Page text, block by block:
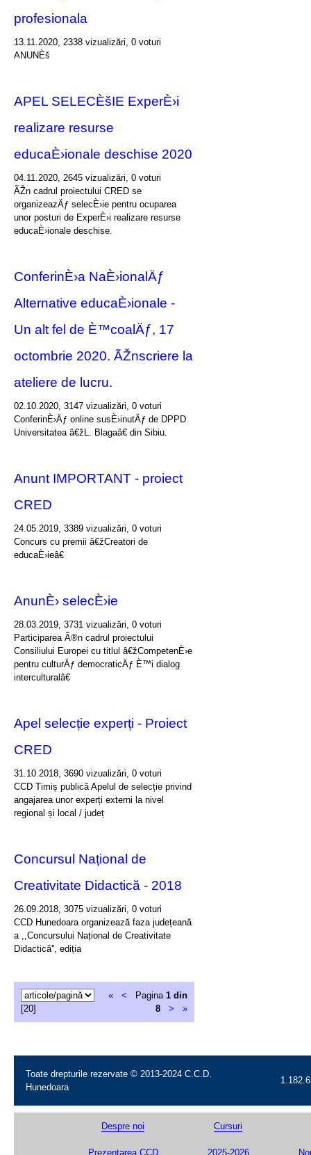
profesionala
13.11.2020, 2338 vizualizări, 0 voturi
ANUNÈš
APEL SELECÈšIE ExperÈ›i
realizare resurse
educaÈ›ionale deschise 2020
04.11.2020, 2645 vizualizări, 0 voturi
ÃŽn cadrul proiectului CRED se
organizeazÄƒ selecÈ›ie pentru ocuparea
unor posturi de ExperÈ›i realizare resurse
educaÈ›ionale deschise.
ConferinÈ›a NaÈ›ionalÄƒ
Alternative educaÈ›ionale -
Un alt fel de È™coalÄƒ, 17
octombrie 2020. ÃŽnscriere la
ateliere de lucru.
02.10.2020, 3147 vizualizări, 0 voturi
ConferinÈ›Äƒ online susÈ›inutÄƒ de DPPD
Universitatea â€žL. Blagaâ€ din Sibiu.
Anunt IMPORTANT - proiect
CRED
24.05.2019, 3389 vizualizări, 0 voturi
Concurs cu premii â€žCreatori de
educaÈ›ieâ€
AnunÈ› selecÈ›ie
28.03.2019, 3731 vizualizări, 0 voturi
Participarea Ã®n cadrul proiectului
Consiliului Europei cu titlul â€žCompetenÈ›e
pentru culturÄƒ democraticÄƒ È™i dialog
interculturalâ€
Apel selecție experți - Proiect
CRED
31.10.2018, 3690 vizualizări, 0 voturi
CCD Timiș publică Apelul de selecție privind
angajarea unor experți externi la nivel
regional și local / județ
Concursul Național de
Creativitate Didactică - 2018
26.09.2018, 3075 vizualizări, 0 voturi
CCD Hunedoara organizează faza județeană
a ,,Concursului Național de Creativitate
Didactică'', ediția
[20]
« < Pagina 1 din
8
> »
Toate drepturile rezervate © 2013-2024 C.C.D.
Hunedoara
Despre noi
Prezentarea CCD
Cursuri
2025-2026